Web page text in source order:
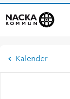
Kalender